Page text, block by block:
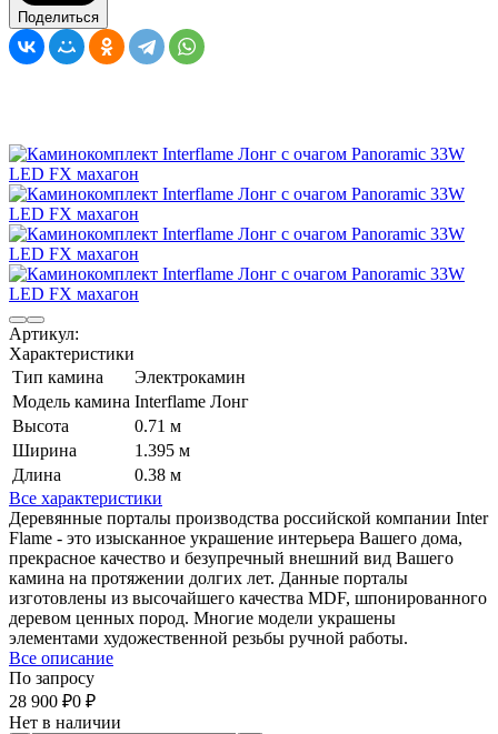
Поделиться
Артикул:
Характеристики
Тип камина
Электрокамин
Модель камина Interflame Лонг
Высота
0.71 м
Ширина
1.395 м
Длина
0.38 м
Все характеристики
Деревянные порталы производства российской компании Inter
Flame - это изысканное украшение интерьера Вашего дома,
прекрасное качество и безупречный внешний вид Вашего
камина на протяжении долгих лет. Данные порталы
изготовлены из высочайшего качества MDF, шпонированного
деревом ценных пород. Многие модели украшены
элементами художественной резьбы ручной работы.
Все описание
По запросу
28 900 ₽0 ₽
Нет в наличии